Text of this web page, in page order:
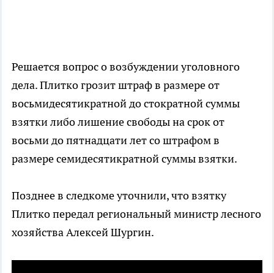
Решается вопрос о возбуждении уголовного
дела. Плитко грозит штраф в размере от
восьмидесятикратной до стократной суммы
взятки либо лишение свободы на срок от
восьми до пятнадцати лет со штрафом в
размере семидесятикратной суммы взятки.
Позднее в следкоме уточнили, что взятку
Плитко передал региональный министр лесного
хозяйства Алексей Шургин.